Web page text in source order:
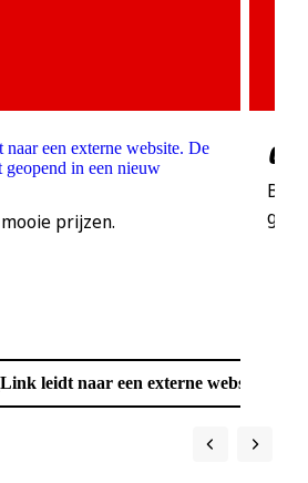
een externe website. De
in een nieuw
prijzen.
Link leidt naar een externe website. De